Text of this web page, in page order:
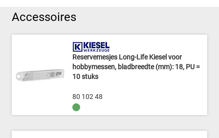
Accessoires
80 102 48
Reservemesjes Long-Life Kiesel voor
hobbymessen, bladbreedte (mm): 18, PU =
10 stuks